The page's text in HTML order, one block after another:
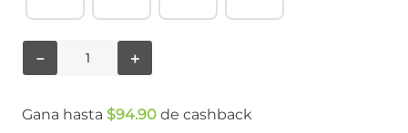
＋
－
Gana hasta $94.90 de cashback